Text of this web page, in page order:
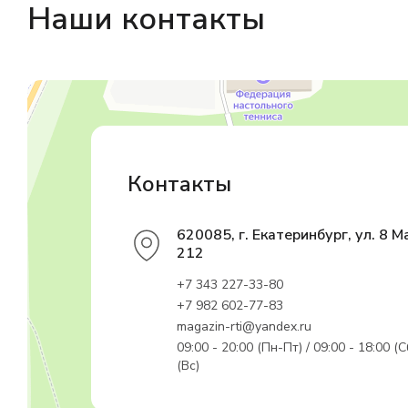
Наши контакты
Магазин резинотехники
Резиновые и резинотехнические изделия в Екатеринбурге
Садовый инвентарь и техника в Екатеринбурге
Контакты
620085, г. Екатеринбург, ул. 8
212
+7 343 227-33-80
+7 982 602-77-83
magazin-rti@yandex.ru
09:00 - 20:00 (Пн-Пт) / 09:00 - 18:00
(Вс)